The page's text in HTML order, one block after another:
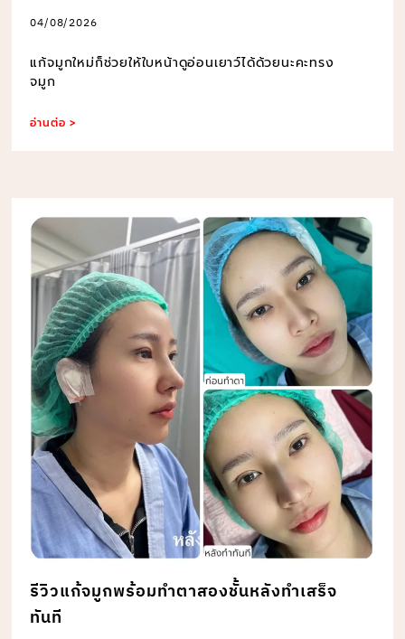
04/08/2026
แก้จมูกใหม่ก็ช่วยให้ใบหน้าดูอ่อนเยาว์ได้ด้วยนะคะทรง
จมูก
อ่านต่อ >
รีวิวแก้จมูกพร้อมทำตาสองชั้นหลังทำเสร็จ
ทันที